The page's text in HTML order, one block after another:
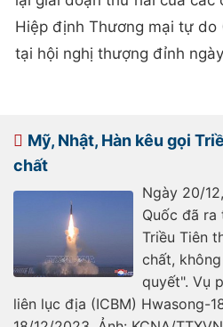
Hiệp định Thương mại tự do
tại hội nghị thượng đỉnh
Mỹ, Nhật, Hàn kêu gọi
chất
Ngày 20/
Quốc đã ra
Triều Tiên
chất,
quyết". Vụ
liên lục địa (ICBM) Hwasong-